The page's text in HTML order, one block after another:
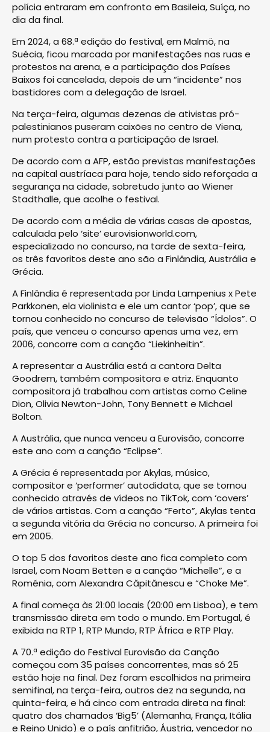
polícia entraram em confronto em Basileia, Suíça, no
dia da final.
Em 2024, a 68.ª edição do festival, em Malmö, na
Suécia, ficou marcada por manifestações nas ruas e
protestos na arena, e a participação dos Países
Baixos foi cancelada, depois de um “incidente” nos
bastidores com a delegação de Israel.
Na terça-feira, algumas dezenas de ativistas pró-
palestinianos puseram caixões no centro de Viena,
num protesto contra a participação de Israel.
De acordo com a AFP, estão previstas manifestações
na capital austríaca para hoje, tendo sido reforçada a
segurança na cidade, sobretudo junto ao Wiener
Stadthalle, que acolhe o festival.
De acordo com a média de várias casas de apostas,
calculada pelo ‘site’ eurovisionworld.com,
especializado no concurso, na tarde de sexta-feira,
os três favoritos deste ano são a Finlândia, Austrália e
Grécia.
A Finlândia é representada por Linda Lampenius x Pete
Parkkonen, ela violinista e ele um cantor ‘pop’, que se
tornou conhecido no concurso de televisão “Ídolos”. O
país, que venceu o concurso apenas uma vez, em
2006, concorre com a canção “Liekinheitin”.
A representar a Austrália está a cantora Delta
Goodrem, também compositora e atriz. Enquanto
compositora já trabalhou com artistas como Celine
Dion, Olivia Newton-John, Tony Bennett e Michael
Bolton.
A Austrália, que nunca venceu a Eurovisão, concorre
este ano com a canção “Eclipse”.
A Grécia é representada por Akylas, músico,
compositor e ‘performer’ autodidata, que se tornou
conhecido através de vídeos no TikTok, com ‘covers’
de vários artistas. Com a canção “Ferto”, Akylas tenta
a segunda vitória da Grécia no concurso. A primeira foi
em 2005.
O top 5 dos favoritos deste ano fica completo com
Israel, com Noam Betten e a canção “Michelle”, e a
Roménia, com Alexandra Căpitănescu e “Choke Me”.
A final começa às 21:00 locais (20:00 em Lisboa), e tem
transmissão direta em todo o mundo. Em Portugal, é
exibida na RTP 1, RTP Mundo, RTP África e RTP Play.
A 70.ª edição do Festival Eurovisão da Canção
começou com 35 países concorrentes, mas só 25
estão hoje na final. Dez foram escolhidos na primeira
semifinal, na terça-feira, outros dez na segunda, na
quinta-feira, e há cinco com entrada direta na final:
quatro dos chamados ‘Big5’ (Alemanha, França, Itália
e Reino Unido) e o país anfitrião, Áustria, vencedor no